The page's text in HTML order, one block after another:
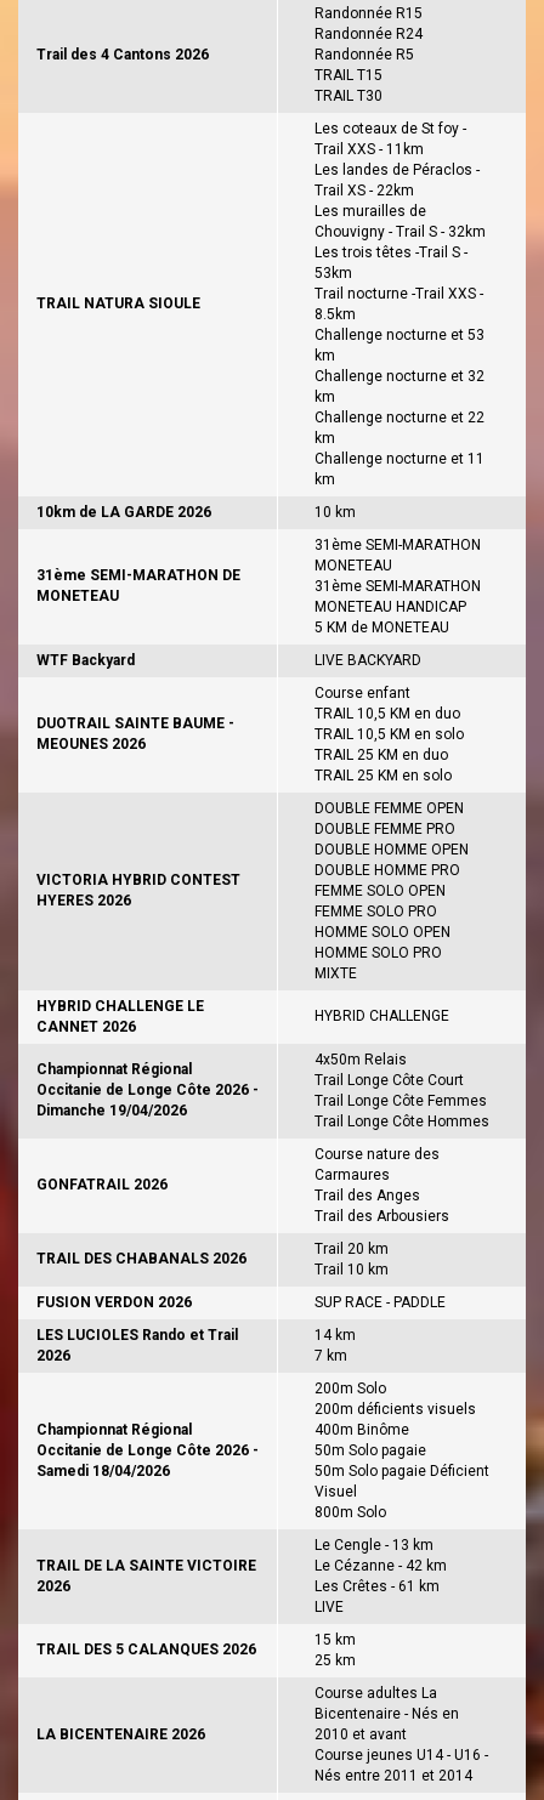
Trail des 4 Cantons 2026
Randonnée R15
Randonnée R24
Randonnée R5
TRAIL T15
TRAIL T30
TRAIL NATURA SIOULE
Les coteaux de St foy -
Trail XXS - 11km
Les landes de Péraclos -
Trail XS - 22km
Les murailles de
Chouvigny - Trail S - 32km
Les trois têtes -Trail S -
53km
Trail nocturne -Trail XXS -
8.5km
Challenge nocturne et 53
km
Challenge nocturne et 32
km
Challenge nocturne et 22
km
Challenge nocturne et 11
km
10km de LA GARDE 2026
10 km
31ème SEMI-MARATHON DE
MONETEAU
31ème SEMI-MARATHON
MONETEAU
31ème SEMI-MARATHON
MONETEAU HANDICAP
5 KM de MONETEAU
WTF Backyard
LIVE BACKYARD
DUOTRAIL SAINTE BAUME -
MEOUNES 2026
Course enfant
TRAIL 10,5 KM en duo
TRAIL 10,5 KM en solo
TRAIL 25 KM en duo
TRAIL 25 KM en solo
VICTORIA HYBRID CONTEST
HYERES 2026
DOUBLE FEMME OPEN
DOUBLE FEMME PRO
DOUBLE HOMME OPEN
DOUBLE HOMME PRO
FEMME SOLO OPEN
FEMME SOLO PRO
HOMME SOLO OPEN
HOMME SOLO PRO
MIXTE
HYBRID CHALLENGE LE
CANNET 2026
HYBRID CHALLENGE
Championnat Régional
Occitanie de Longe Côte 2026 -
Dimanche 19/04/2026
4x50m Relais
Trail Longe Côte Court
Trail Longe Côte Femmes
Trail Longe Côte Hommes
GONFATRAIL 2026
Course nature des
Carmaures
Trail des Anges
Trail des Arbousiers
TRAIL DES CHABANALS 2026
Trail 20 km
Trail 10 km
FUSION VERDON 2026
SUP RACE - PADDLE
LES LUCIOLES Rando et Trail
2026
14 km
7 km
Championnat Régional
Occitanie de Longe Côte 2026 -
Samedi 18/04/2026
200m Solo
200m déficients visuels
400m Binôme
50m Solo pagaie
50m Solo pagaie Déficient
Visuel
800m Solo
TRAIL DE LA SAINTE VICTOIRE
2026
Le Cengle - 13 km
Le Cézanne - 42 km
Les Crêtes - 61 km
LIVE
TRAIL DES 5 CALANQUES 2026
15 km
25 km
LA BICENTENAIRE 2026
Course adultes La
Bicentenaire - Nés en
2010 et avant
Course jeunes U14 - U16 -
Nés entre 2011 et 2014